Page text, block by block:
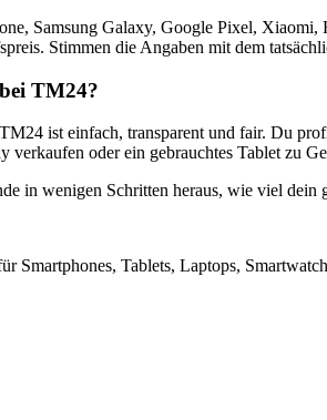
Samsung Galaxy, Google Pixel,
Stimmen die Angaben mit dem
TM24?
ist einfach, transparent und fair. Du
verkaufen oder ein gebrauchtes Tablet zu
in wenigen Schritten heraus, wie viel dein
Smartphones, Tablets, Laptops,